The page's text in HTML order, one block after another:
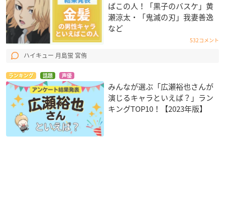
ばこの人！「黒子のバスケ」黄
瀬涼太・「鬼滅の刃」我妻善逸
など
532コメント
ハイキュー 月島蛍 宮侑
ランキング 話題 声優
みんなが選ぶ「広瀬裕也さんが
演じるキャラといえば？」ラン
キングTOP10！【2023年版】